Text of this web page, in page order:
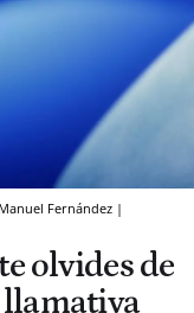
Manuel Fernández |
olvides de
llamativa